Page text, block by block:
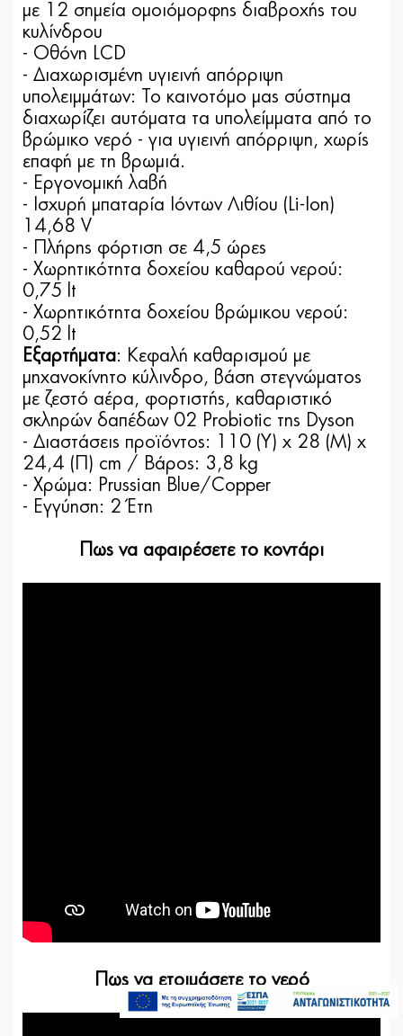
με 12 σημεία ομοιόμορφης διαβροχής του
κυλίνδρου
- Οθόνη LCD
- Διαχωρισμένη υγιεινή απόρριψη
υπολειμμάτων: Το καινοτόμο μας σύστημα
διαχωρίζει αυτόματα τα υπολείμματα από το
βρώμικο νερό - για υγιεινή απόρριψη, χωρίς
επαφή με τη βρωμιά.
- Εργονομική λαβή
- Ισχυρή μπαταρία Ιόντων Λιθίου (Li-Ion)
14,68 V
- Πλήρης φόρτιση σε 4,5 ώρες
- Χωρητικότητα δοχείου καθαρού νερού:
0,75 lt
- Χωρητικότητα δοχείου βρώμικου νερού:
0,52 lt
Εξαρτήματα: Κεφαλή καθαρισμού με
μηχανοκίνητο κύλινδρο, βάση στεγνώματος
με ζεστό αέρα, φορτιστής, καθαριστικό
σκληρών δαπέδων 02 Probiotic της Dyson
- Διαστάσεις προϊόντος: 110 (Υ) x 28 (Μ) x
24,4 (Π) cm / Βάρος: 3,8 kg
- Χρώμα: Prussian Blue/Copper
- Εγγύηση: 2 Έτη
Πως να αφαιρέσετε το κοντάρι
Πως να ετοιμάσετε το νερό
499,00€ 549,00€
Προσθήκη στο καλάθι